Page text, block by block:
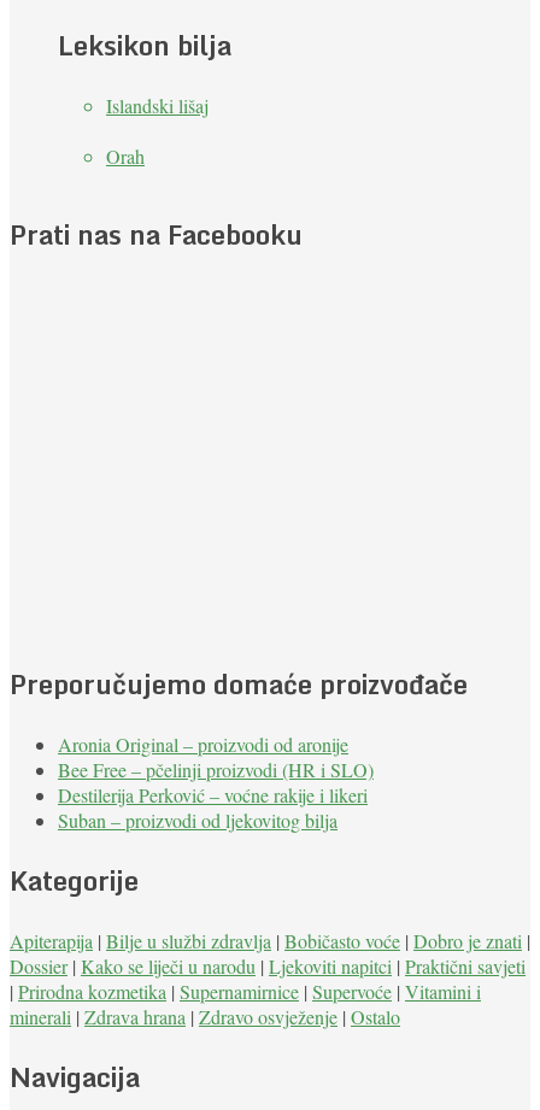
Leksikon bilja
Islandski lišaj
Orah
Prati nas na Facebooku
Preporučujemo domaće proizvođače
Aronia Original – proizvodi od aronije
Bee Free – pčelinji proizvodi (HR i SLO)
Destilerija Perković – voćne rakije i likeri
Suban – proizvodi od ljekovitog bilja
Kategorije
Apiterapija | Bilje u službi zdravlja | Bobičasto voće | Dobro je znati |
Dossier| Kako se liječi u narodu | Ljekoviti napitci | Praktični savjeti
| Prirodna kozmetika | Supernamirnice | Supervoće | Vitamini i
minerali | Zdrava hrana | Zdravo osvježenje | Ostalo
Navigacija